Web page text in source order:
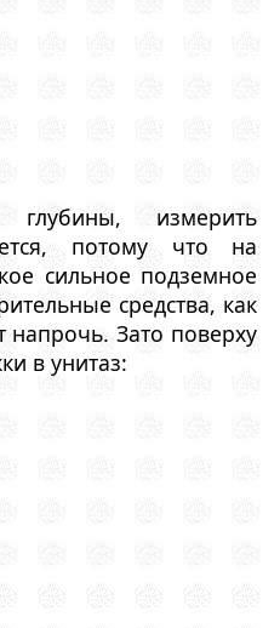
измерить
потому что на
сильное подземное
средства, как
напрочь. Зато поверху
в унитаз: